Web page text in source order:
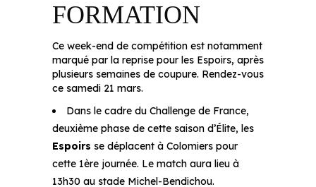
FORMATION
Ce week-end de compétition est notamment
marqué par la reprise pour les Espoirs, après
plusieurs semaines de coupure. Rendez-vous
ce samedi 21 mars.
Dans le cadre du Challenge de France,
deuxième phase de cette saison d’Élite, les
Espoirs se déplacent à Colomiers pour
cette 1ère journée. Le match aura lieu à
13h30 au stade Michel-Bendichou.